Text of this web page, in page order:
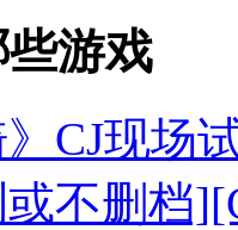
游戏
CJ现场
不删档]